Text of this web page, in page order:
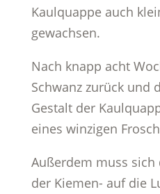
Kaulquappe auch
gewachsen.
Nach knapp acht
Schwanz zurück und
Gestalt der
eines winzigen
Außerdem muss sich
der Kiemen- auf die